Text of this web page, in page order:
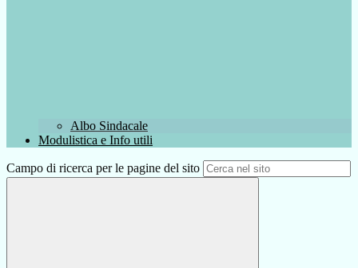
Albo Sindacale
Modulistica e Info utili
Campo di ricerca per le pagine del sito